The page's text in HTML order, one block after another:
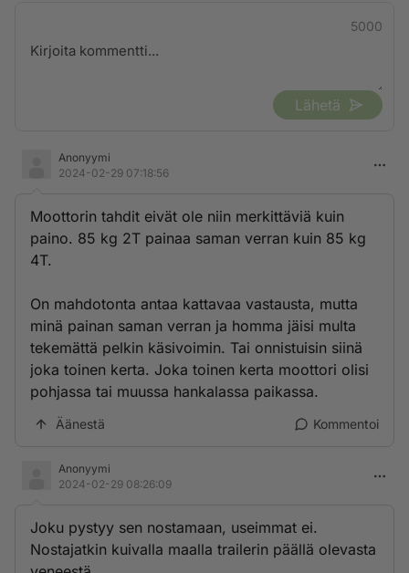
5000
Lähetä
Anonyymi
2024-02-29 07:18:56
Moottorin tahdit eivät ole niin merkittäviä kuin
paino. 85 kg 2T painaa saman verran kuin 85 kg
4T.
On mahdotonta antaa kattavaa vastausta, mutta
minä painan saman verran ja homma jäisi multa
tekemättä pelkin käsivoimin. Tai onnistuisin siinä
joka toinen kerta. Joka toinen kerta moottori olisi
pohjassa tai muussa hankalassa paikassa.
Äänestä Kommentoi
Anonyymi
2024-02-29 08:26:09
Joku pystyy sen nostamaan, useimmat ei.
Nostajatkin kuivalla maalla trailerin päällä olevasta